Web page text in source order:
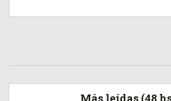
Más leídas (48